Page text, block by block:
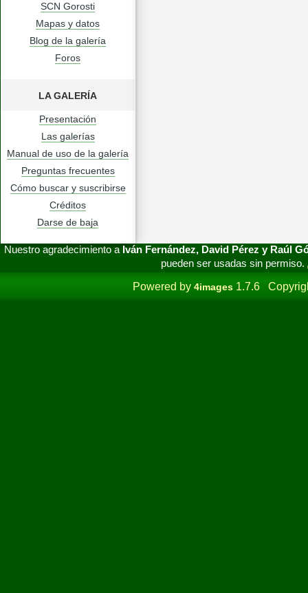
SCN Gorosti
Mapas y datos
Blog de la galería
Foros
LA GALERÍA
Presentación
Las galerías
Manual de uso de la galería
Preguntas frecuentes
Cómo buscar y suscribirse
Créditos
Darse de baja
Nuestro agradecimiento a Iván Fernández, David Pérez y Raúl
pueden ser usadas sin permiso.
Powered by 4images 1.7.6